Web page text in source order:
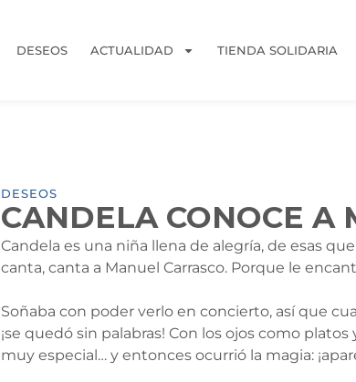
DESEOS ACTUALIDAD TIENDA SOLIDARIA
DESEOS
CANDELA CONOCE A
Candela es una niña llena de alegría, de esas
canta, canta a Manuel Carrasco. Porque le
Soñaba con poder verlo en concierto, así que
¡se quedó sin palabras! Con los ojos como
muy especial… y entonces ocurrió la magia: